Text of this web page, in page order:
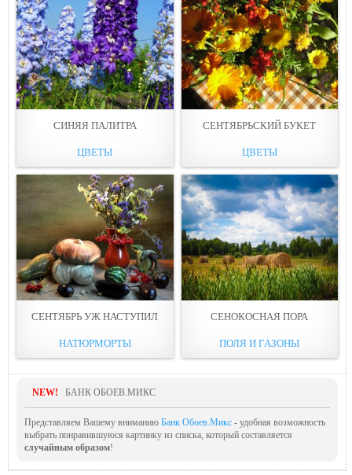
СИНЯЯ ПАЛИТРА
ЦВЕТЫ
СЕНТЯБРЬСКИЙ БУКЕТ
ЦВЕТЫ
СЕНТЯБРЬ УЖ НАСТУПИЛ
НАТЮРМОРТЫ
СЕНОКОСНАЯ ПОРА
ПОЛЯ И ГАЗОНЫ
NEW! БАНК ОБОЕВ.МИКС
Представляем Вашему вниманию Банк Обоев.Микс - удобная возможность
выбрать понравившуюся картинку из списка, который составляется
случайным образом!